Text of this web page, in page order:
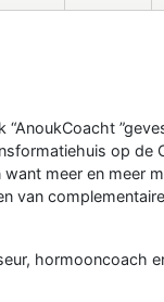
op de
meer en meer
van
hormooncoach